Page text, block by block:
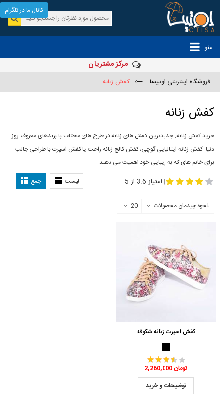
منو
مرکز مشتریان
فروشگاه اینترنتی اوتیسا —› کفش زنانه
کفش زنانه
خرید کفش زنانه. جدیدترین کفش های زنانه در طرح های مختلف با برندهای معروف روز
دنیا. کفش زنانه ایتالیایی گوچی، کفش کالج زنانه راحت یا کفش اسپرت با طراحی جالب
برای خانم های که به زیبایی خود اهمیت می دهند.
لیست جمع | امتیاز 3.6 از 5
نحوه چیدمان محصولات 20
کفش اسپرت زنانه شکوفه
2,260,000 تومان
توضیحات و خرید
کانال ما در تلگرام